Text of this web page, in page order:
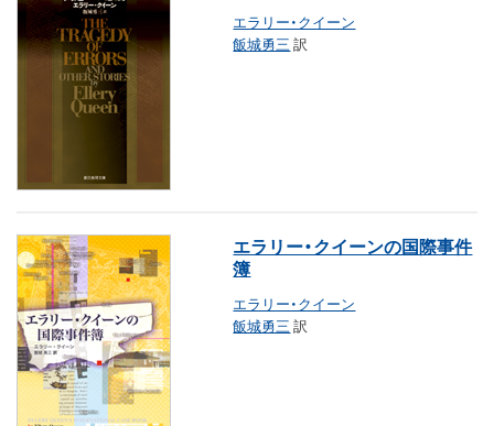
エラリー・クイーン
飯城勇三 訳
エラリー・クイーンの国際事件
簿
エラリー・クイーン
飯城勇三 訳